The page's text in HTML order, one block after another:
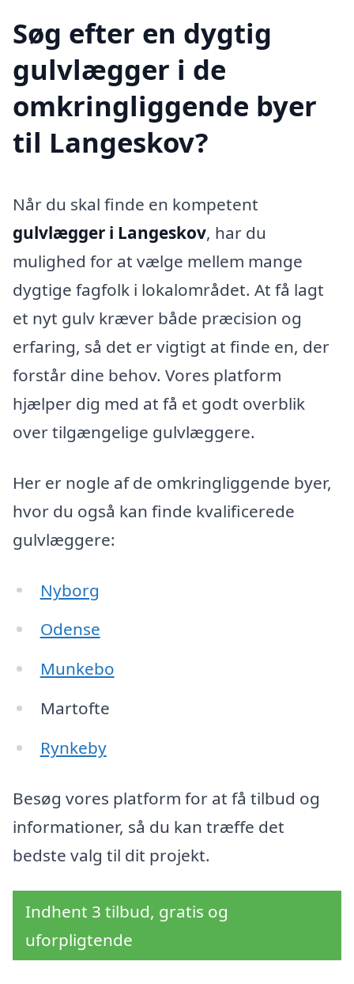
Søg efter en dygtig
gulvlægger i de
omkringliggende byer
til Langeskov?
Når du skal finde en kompetent
gulvlægger i Langeskov, har du
mulighed for at vælge mellem mange
dygtige fagfolk i lokalområdet. At få lagt
et nyt gulv kræver både præcision og
erfaring, så det er vigtigt at finde en, der
forstår dine behov. Vores platform
hjælper dig med at få et godt overblik
over tilgængelige gulvlæggere.
Her er nogle af de omkringliggende byer,
hvor du også kan finde kvalificerede
gulvlæggere:
Nyborg
Odense
Munkebo
Martofte
Rynkeby
Besøg vores platform for at få tilbud og
informationer, så du kan træffe det
bedste valg til dit projekt.
Indhent 3 tilbud, gratis og
uforpligtende